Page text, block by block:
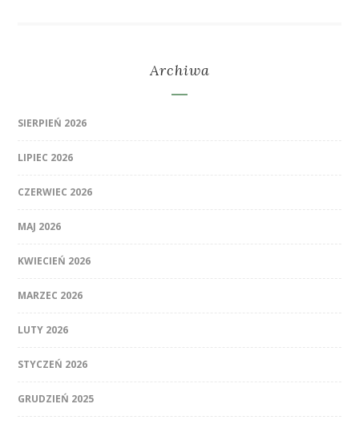
Archiwa
SIERPIEŃ 2026
LIPIEC 2026
CZERWIEC 2026
MAJ 2026
KWIECIEŃ 2026
MARZEC 2026
LUTY 2026
STYCZEŃ 2026
GRUDZIEŃ 2025